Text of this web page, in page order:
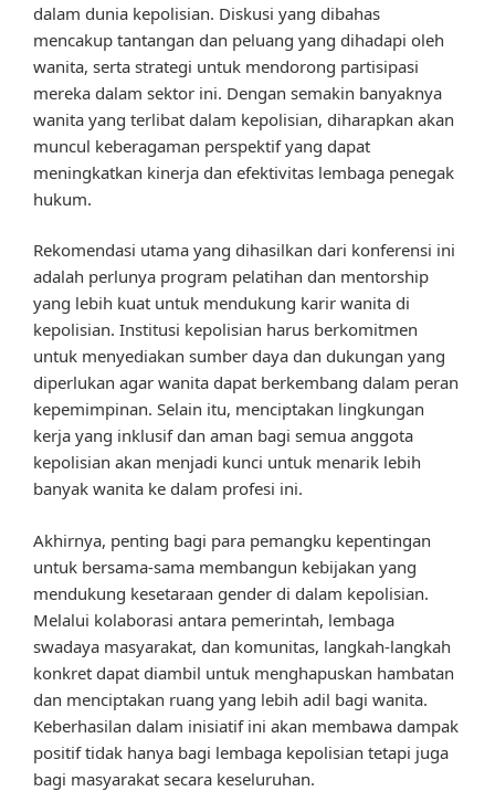
dalam dunia kepolisian. Diskusi yang dibahas
mencakup tantangan dan peluang yang dihadapi oleh
wanita, serta strategi untuk mendorong partisipasi
mereka dalam sektor ini. Dengan semakin banyaknya
wanita yang terlibat dalam kepolisian, diharapkan akan
muncul keberagaman perspektif yang dapat
meningkatkan kinerja dan efektivitas lembaga penegak
hukum.
Rekomendasi utama yang dihasilkan dari konferensi ini
adalah perlunya program pelatihan dan mentorship
yang lebih kuat untuk mendukung karir wanita di
kepolisian. Institusi kepolisian harus berkomitmen
untuk menyediakan sumber daya dan dukungan yang
diperlukan agar wanita dapat berkembang dalam peran
kepemimpinan. Selain itu, menciptakan lingkungan
kerja yang inklusif dan aman bagi semua anggota
kepolisian akan menjadi kunci untuk menarik lebih
banyak wanita ke dalam profesi ini.
Akhirnya, penting bagi para pemangku kepentingan
untuk bersama-sama membangun kebijakan yang
mendukung kesetaraan gender di dalam kepolisian.
Melalui kolaborasi antara pemerintah, lembaga
swadaya masyarakat, dan komunitas, langkah-langkah
konkret dapat diambil untuk menghapuskan hambatan
dan menciptakan ruang yang lebih adil bagi wanita.
Keberhasilan dalam inisiatif ini akan membawa dampak
positif tidak hanya bagi lembaga kepolisian tetapi juga
bagi masyarakat secara keseluruhan.